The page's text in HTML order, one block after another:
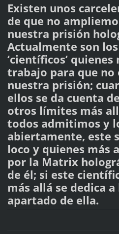
Existen unos
de que no
nuestra prisión
Actualmente son
‘científicos’ quienes
trabajo para que no
nuestra prisión;
ellos se da cuenta
otros límites más
todos admitimos y
abiertamente, este
loco y quienes más
por la Matrix
de él; si este
más allá se dedica
apartado de ella.